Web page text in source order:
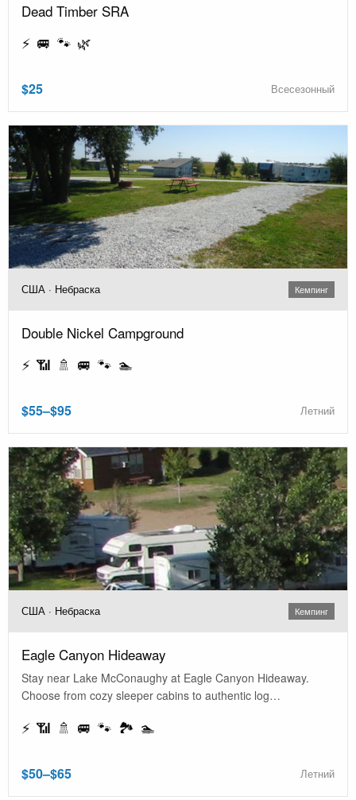
Dead Timber SRA
⚡ 🚐 🐾 🌿
$25 Всесезонный
США · Небраска Кемпинг
Double Nickel Campground
⚡ 📶 🚿 🚐 🐾 🏊
$55–$95 Летний
США · Небраска Кемпинг
Eagle Canyon Hideaway
Stay near Lake McConaughy at Eagle Canyon Hideaway.
Choose from cozy sleeper cabins to authentic log…
⚡ 📶 🚿 🚐 🐾 🏞️ 🏊
$50–$65 Летний